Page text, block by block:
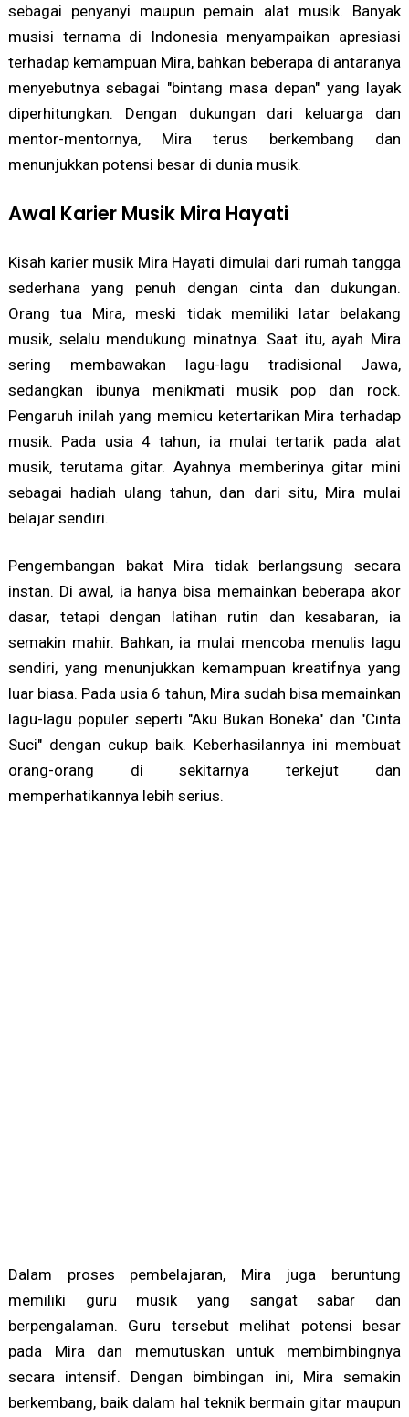
sebagai penyanyi maupun pemain alat musik. Banyak
musisi ternama di Indonesia menyampaikan apresiasi
terhadap kemampuan Mira, bahkan beberapa di antaranya
menyebutnya sebagai "bintang masa depan" yang layak
diperhitungkan. Dengan dukungan dari keluarga dan
mentor-mentornya, Mira terus berkembang dan
menunjukkan potensi besar di dunia musik.
Awal Karier Musik Mira Hayati
Kisah karier musik Mira Hayati dimulai dari rumah tangga
sederhana yang penuh dengan cinta dan dukungan.
Orang tua Mira, meski tidak memiliki latar belakang
musik, selalu mendukung minatnya. Saat itu, ayah Mira
sering membawakan lagu-lagu tradisional Jawa,
sedangkan ibunya menikmati musik pop dan rock.
Pengaruh inilah yang memicu ketertarikan Mira terhadap
musik. Pada usia 4 tahun, ia mulai tertarik pada alat
musik, terutama gitar. Ayahnya memberinya gitar mini
sebagai hadiah ulang tahun, dan dari situ, Mira mulai
belajar sendiri.
Pengembangan bakat Mira tidak berlangsung secara
instan. Di awal, ia hanya bisa memainkan beberapa akor
dasar, tetapi dengan latihan rutin dan kesabaran, ia
semakin mahir. Bahkan, ia mulai mencoba menulis lagu
sendiri, yang menunjukkan kemampuan kreatifnya yang
luar biasa. Pada usia 6 tahun, Mira sudah bisa memainkan
lagu-lagu populer seperti "Aku Bukan Boneka" dan "Cinta
Suci" dengan cukup baik. Keberhasilannya ini membuat
orang-orang di sekitarnya terkejut dan
memperhatikannya lebih serius.
Dalam proses pembelajaran, Mira juga beruntung
memiliki guru musik yang sangat sabar dan
berpengalaman. Guru tersebut melihat potensi besar
pada Mira dan memutuskan untuk membimbingnya
secara intensif. Dengan bimbingan ini, Mira semakin
berkembang, baik dalam hal teknik bermain gitar maupun